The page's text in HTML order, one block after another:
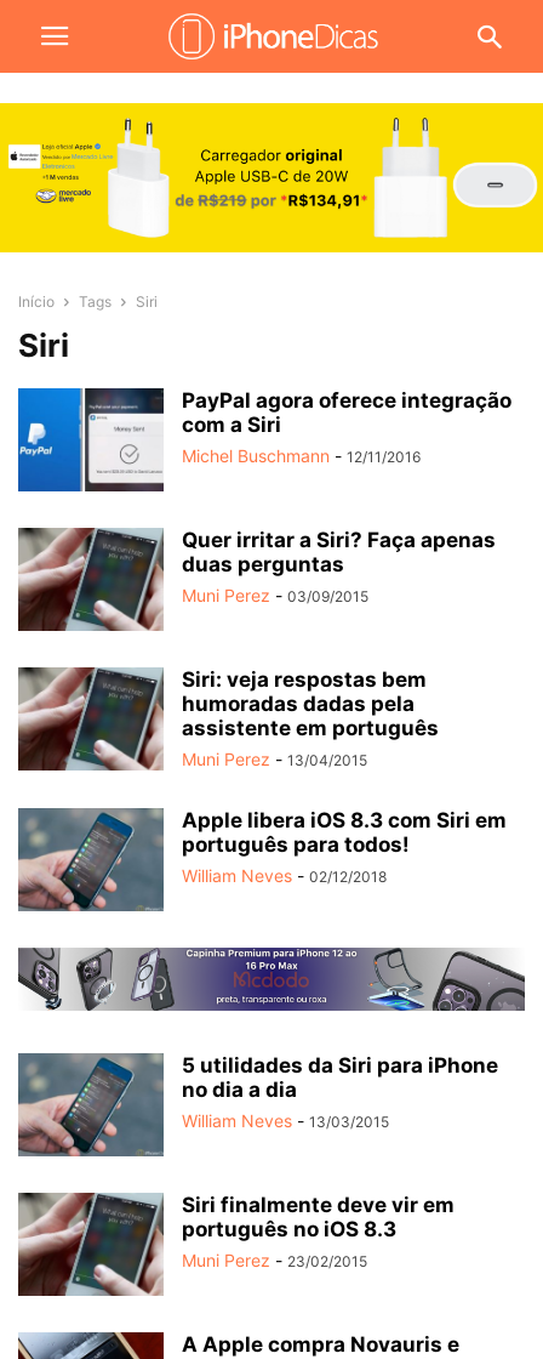
Início Tags Siri
Siri
PayPal agora oferece integração
com a Siri
Michel Buschmann - 12/11/2016
Quer irritar a Siri? Faça apenas
duas perguntas
Muni Perez - 03/09/2015
Siri: veja respostas bem
humoradas dadas pela
assistente em português
Muni Perez - 13/04/2015
Apple libera iOS 8.3 com Siri em
português para todos!
William Neves - 02/12/2018
5 utilidades da Siri para iPhone
no dia a dia
William Neves - 13/03/2015
Siri finalmente deve vir em
português no iOS 8.3
Muni Perez - 23/02/2015
A Apple compra Novauris e